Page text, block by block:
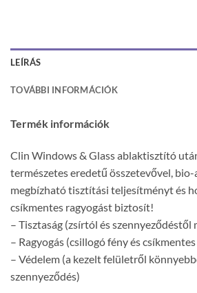
LEÍRÁS
TOVÁBBI INFORMÁCIÓK
Termék információk
Clin Windows & Glass ablaktisztító
természetes eredetű összetevővel, bio-
megbízható tisztítási teljesítményt és
csíkmentes ragyogást biztosít!
– Tisztaság (zsírtól és szennyeződéstől
– Ragyogás (csillogó fény és
– Védelem (a kezelt felületről
szennyeződés)